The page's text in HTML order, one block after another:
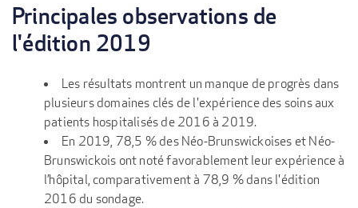
Principales observations de
l'édition 2019
Les résultats montrent un manque de progrès dans
plusieurs domaines clés de l'expérience des soins aux
patients hospitalisés de 2016 à 2019.
En 2019, 78,5 % des Néo-Brunswickoises et Néo-
Brunswickois ont noté favorablement leur expérience à
l’hôpital, comparativement à 78,9 % dans l'édition
2016 du sondage.